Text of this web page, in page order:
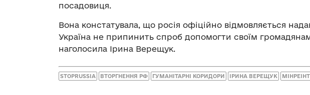
посадовиця.
Вона констатувала, що росія офіційно відмовляється
Україна не припинить спроб допомогти своїм
наголосила Ірина Верещук.
STOPRUSSIA ВТОРГНЕННЯ РФ ГУМАНІТАРНІ КОРИДОРИ ІРИНА ВЕРЕЩУК